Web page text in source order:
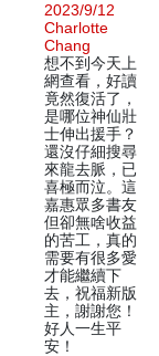
2023/9/12
Charlotte
Chang
想不到今天上
網查看，好讀
竟然復活了，
是哪位神仙壯
士伸出援手？
還沒仔細搜尋
來龍去脈，已
喜極而泣。這
嘉惠眾多書友
但卻無啥收益
的苦工，真的
需要有很多愛
才能繼續下
去，祝福新版
主，謝謝您！
好人一生平
安！